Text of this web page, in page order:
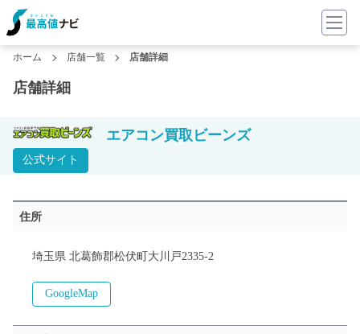
ホーム 店舗一覧 店舗詳細
店舗詳細
公式サイト
エアコン買取ビーンズ
住所
埼玉県 北葛飾郡松伏町大川戸2335-2
GoogleMap